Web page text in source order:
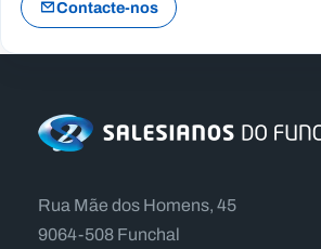
Contacte-nos
Rua Mãe dos Homens, 45
9064-508 Funchal